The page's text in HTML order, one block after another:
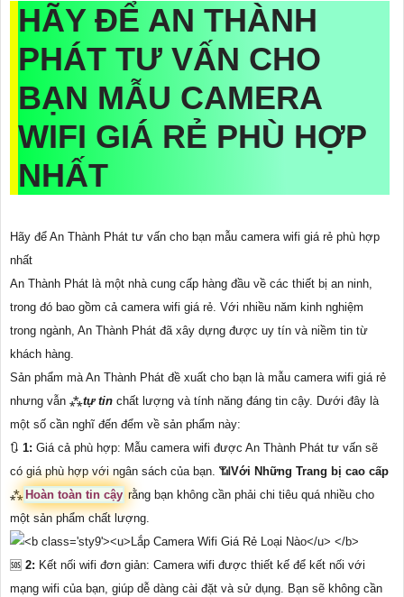
HÃY ĐỂ AN THÀNH
PHÁT TƯ VẤN CHO
BẠN MẪU CAMERA
WIFI GIÁ RẺ PHÙ HỢP
NHẤT
Hãy để An Thành Phát tư vấn cho bạn mẫu camera wifi giá rẻ phù hợp
nhất
An Thành Phát là một nhà cung cấp hàng đầu về các thiết bị an ninh,
trong đó bao gồm cả camera wifi giá rẻ. Với nhiều năm kinh nghiệm
trong ngành, An Thành Phát đã xây dựng được uy tín và niềm tin từ
khách hàng.
Sản phẩm mà An Thành Phát đề xuất cho bạn là mẫu camera wifi giá rẻ
nhưng vẫn ⁂tự tin chất lượng và tính năng đáng tin cậy. Dưới đây là
một số cần nghĩ đến đểm về sản phẩm này:
🔃 1: Giá cả phù hợp: Mẫu camera wifi được An Thành Phát tư vấn sẽ
có giá phù hợp với ngân sách của bạn. 📶Với Những Trang bị cao cấp
⁂Hoàn toàn tin cậy rằng bạn không cần phải chi tiêu quá nhiều cho
một sản phẩm chất lượng.
🆘 2: Kết nối wifi đơn giản: Camera wifi được thiết kế để kết nối với
mạng wifi của bạn, giúp dễ dàng cài đặt và sử dụng. Bạn sẽ không cần